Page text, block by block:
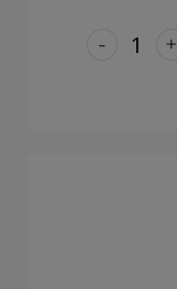
+
-